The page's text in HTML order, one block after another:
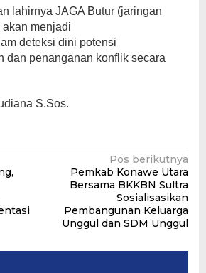
lahirnya JAGA Butur (jaringan
menjadi
deteksi dini potensi
dan penanganan konflik secara
S.Sos.
Pos berikutnya
Pemkab Konawe Utara
Bersama BKKBN Sultra
Sosialisasikan
Pembangunan Keluarga
Unggul dan SDM Unggul